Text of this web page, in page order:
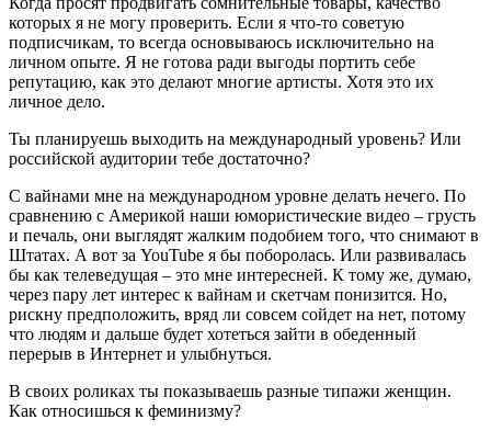
которых я не могу проверить. Если я что-то советую
подписчикам, то всегда основываюсь исключительно на
личном опыте. Я не готова ради выгоды портить себе
репутацию, как это делают многие артисты. Хотя это их
личное дело.
Ты планируешь выходить на международный уровень? Или
российской аудитории тебе достаточно?
С вайнами мне на международном уровне делать нечего. По
сравнению с Америкой наши юмористические видео – грусть
и печаль, они выглядят жалким подобием того, что снимают в
Штатах. А вот за YouTube я бы поборолась. Или развивалась
бы как телеведущая – это мне интересней. К тому же, думаю,
через пару лет интерес к вайнам и скетчам понизится. Но,
рискну предположить, вряд ли совсем сойдет на нет, потому
что людям и дальше будет хотеться зайти в обеденный
перерыв в Интернет и улыбнуться.
В своих роликах ты показываешь разные типажи женщин.
Как относишься к феминизму?